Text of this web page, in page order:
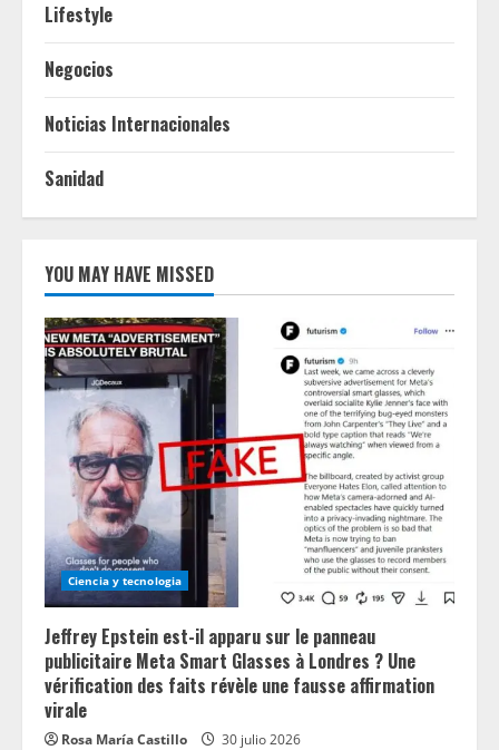
Lifestyle
Negocios
Noticias Internacionales
Sanidad
YOU MAY HAVE MISSED
Ciencia y tecnologia
Jeffrey Epstein est-il apparu sur le panneau
publicitaire Meta Smart Glasses à Londres ? Une
vérification des faits révèle une fausse affirmation
virale
Rosa María Castillo 30 julio 2026